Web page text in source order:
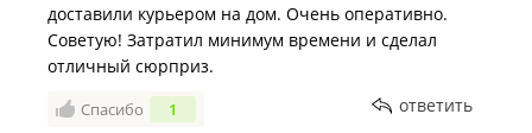
доставили курьером на дом. Очень оперативно.
Советую! Затратил минимум времени и сделал
отличный сюрприз.
Спасибо 1 ответить